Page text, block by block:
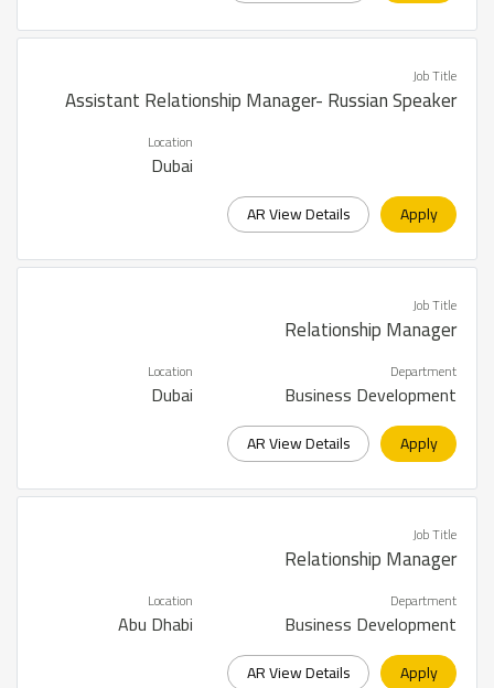
Job Title
Assistant Relationship Manager- Russian Speaker
Location
Dubai
Apply
AR View Details
Job Title
Relationship Manager
Department
Business Development
Location
Dubai
Apply
AR View Details
Job Title
Relationship Manager
Department
Business Development
Location
Abu Dhabi
Apply
AR View Details